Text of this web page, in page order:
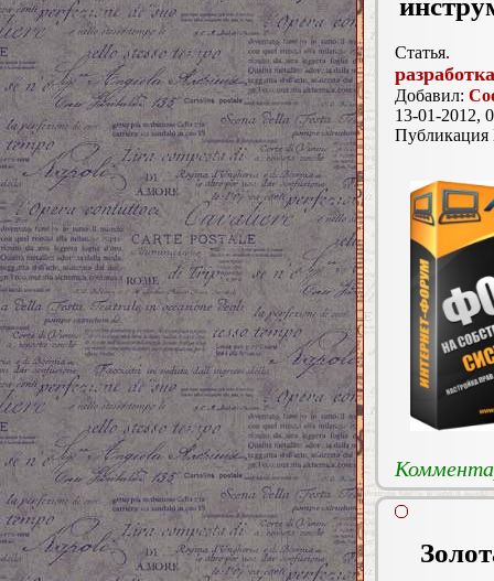
Статья.
разработка
Добавил:
13-01-2012,